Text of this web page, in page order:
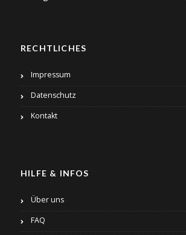
RECHTLICHES
Impressum
Datenschutz
Kontakt
HILFE & INFOS
Über uns
FAQ